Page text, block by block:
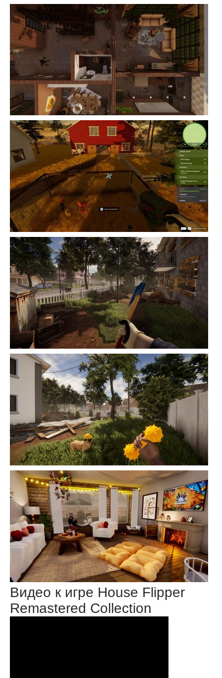
Видео к игре House Flipper
Remastered Collection